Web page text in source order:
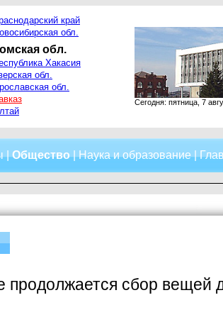
край
обл.
обл.
Хакасия
обл.
обл.
Сегодня: пятница, 7
|Общество|Наука и образование|
продолжается сбор вещей